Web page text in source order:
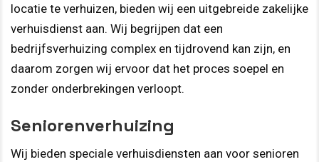
locatie te verhuizen, bieden wij een uitgebreide zakelijke
verhuisdienst aan. Wij begrijpen dat een
bedrijfsverhuizing complex en tijdrovend kan zijn, en
daarom zorgen wij ervoor dat het proces soepel en
zonder onderbrekingen verloopt.
Seniorenverhuizing
Wij bieden speciale verhuisdiensten aan voor senioren